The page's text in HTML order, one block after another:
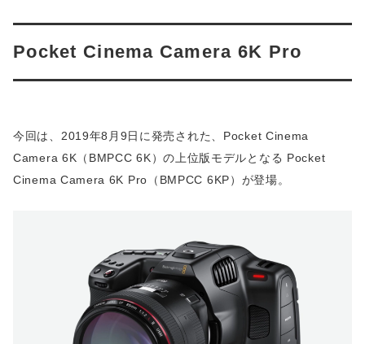
Pocket Cinema Camera 6K Pro
今回は、2019年8月9日に発売された、Pocket Cinema
Camera 6K（BMPCC 6K）の上位版モデルとなる Pocket
Cinema Camera 6K Pro（BMPCC 6KP）が登場。